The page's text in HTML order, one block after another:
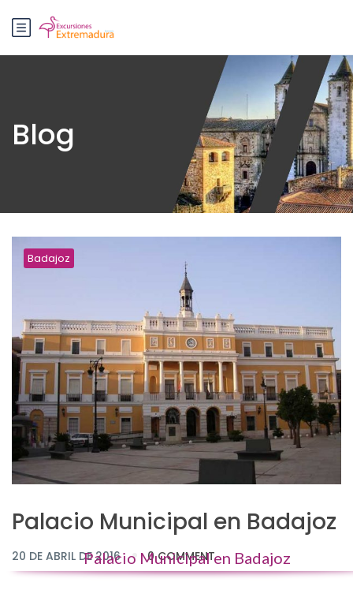
Blog
Badajoz
Palacio Municipal en Badajoz
20 DE ABRIL DE 2016 0 COMMENT
Palacio Municipal en Badajoz